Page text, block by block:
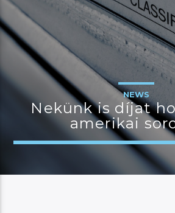
MOST ADÁSBAN
Title
Artist
JELENLEGI MŰSOR
KANAPÉ
NEWS
Nekünk is díjat
amerikai